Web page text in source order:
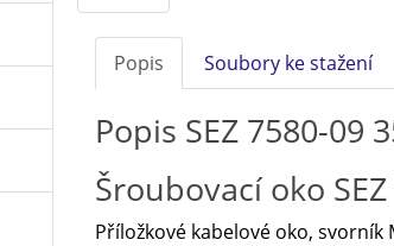
Popis Soubory ke stažení
Popis SEZ 7580-
Šroubovací oko
Příložkové kabelové oko, svorník